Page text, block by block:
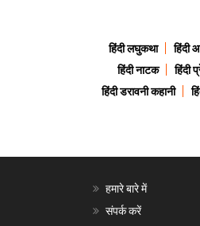
हिंदी लघुकथा हिंदी
हिंदी नाटक
हिंदी
हिंदी डरावनी कहानी
हमारे बारे में
संपर्क करें